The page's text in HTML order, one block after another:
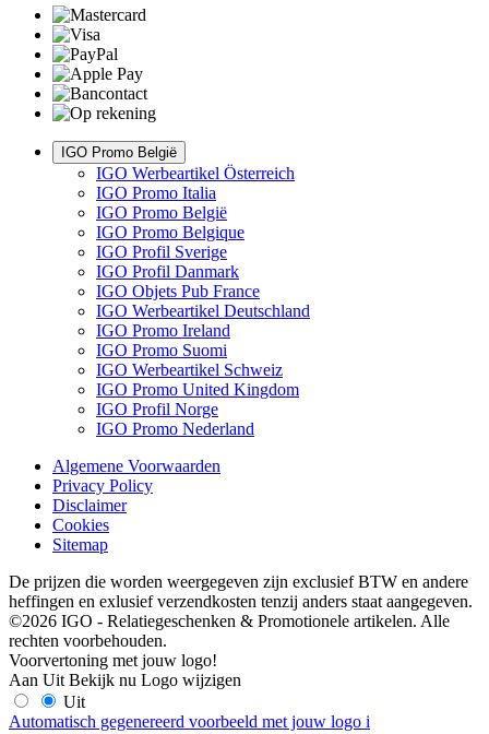
IGO Promo België
IGO Werbeartikel Österreich
IGO Promo Italia
IGO Promo België
IGO Promo Belgique
IGO Profil Sverige
IGO Profil Danmark
IGO Objets Pub France
IGO Werbeartikel Deutschland
IGO Promo Ireland
IGO Promo Suomi
IGO Werbeartikel Schweiz
IGO Promo United Kingdom
IGO Profil Norge
IGO Promo Nederland
Algemene Voorwaarden
Privacy Policy
Disclaimer
Cookies
Sitemap
De prijzen die worden weergegeven zijn exclusief BTW en andere
heffingen en exlusief verzendkosten tenzij anders staat aangegeven.
©2026 IGO - Relatiegeschenken & Promotionele artikelen. Alle
rechten voorbehouden.
Voorvertoning met jouw logo!
Aan Uit Bekijk nu Logo wijzigen
Uit
Automatisch gegenereerd voorbeeld met jouw logo i